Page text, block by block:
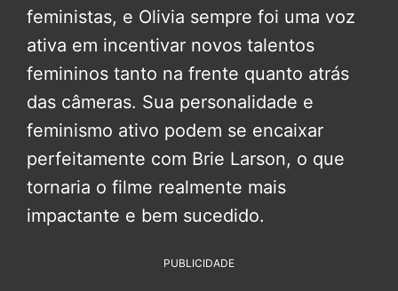
feministas, e Olivia sempre foi uma voz
ativa em incentivar novos talentos
femininos tanto na frente quanto atrás
das câmeras. Sua personalidade e
feminismo ativo podem se encaixar
perfeitamente com Brie Larson, o que
tornaria o filme realmente mais
impactante e bem sucedido.
PUBLICIDADE